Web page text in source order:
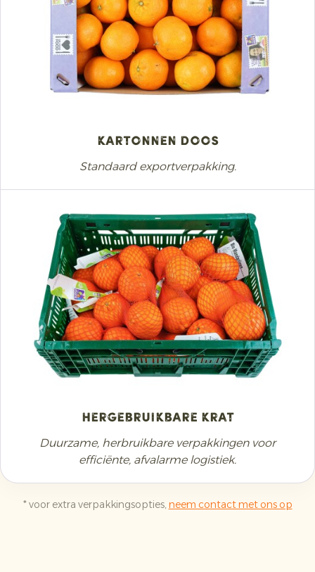
Kartonnen doos
Standaard exportverpakking.
Hergebruikbare krat
Duurzame, herbruikbare verpakkingen voor
efficiënte, afvalarme logistiek.
* voor extra verpakkingsopties,neem contact met ons op